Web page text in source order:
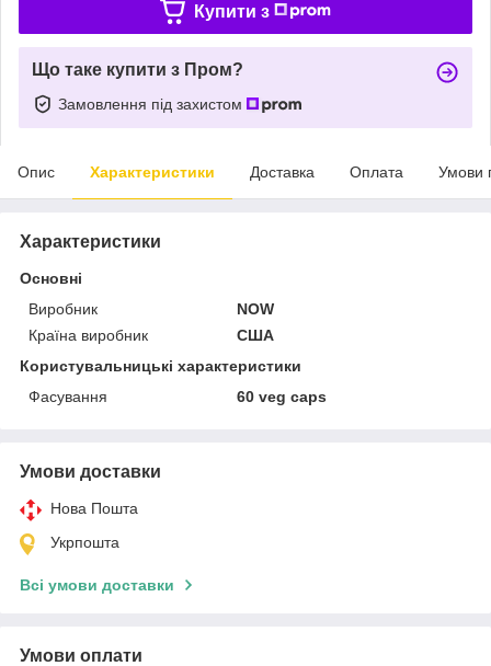
Купити з
Що таке купити з Пром?
Замовлення під захистом
Опис Характеристики Доставка Оплата Умови
Характеристики
Основні
Виробник
NOW
Країна виробник
США
Користувальницькі характеристики
Фасування
60 veg caps
Умови доставки
Нова Пошта
Укрпошта
Всі умови доставки
Умови оплати